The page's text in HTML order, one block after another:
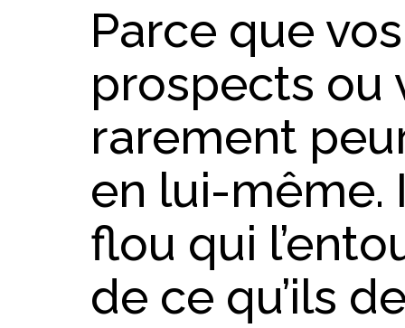
Parce que
prospects ou
rarement
en lui-même.
flou qui
de ce qu’ils